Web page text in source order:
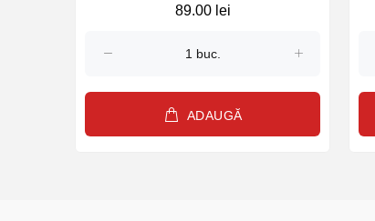
SOUS COQUE SOIGNON 125 g
89.00 lei
ADAUGĂ